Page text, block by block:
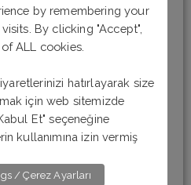
5 [B1]
Testi 4 [A2]
Testi 3 [A2]
2 [A1]
by remembering your
By clicking "Accept",
ALL cookies.
hatırlayarak size
için web sitemizde
Et" seçeneğine
kullanımına izin vermiş
/ Çerez Ayarları